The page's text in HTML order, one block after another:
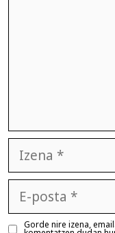
posta
Gorde nire izena,